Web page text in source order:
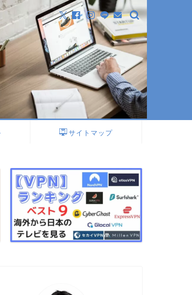
サイトマップ